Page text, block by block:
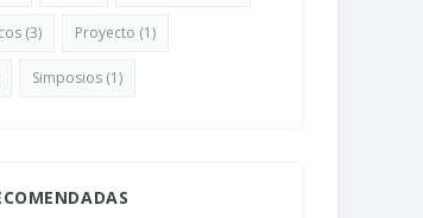
(3) Proyecto (1)
Simposios (1)